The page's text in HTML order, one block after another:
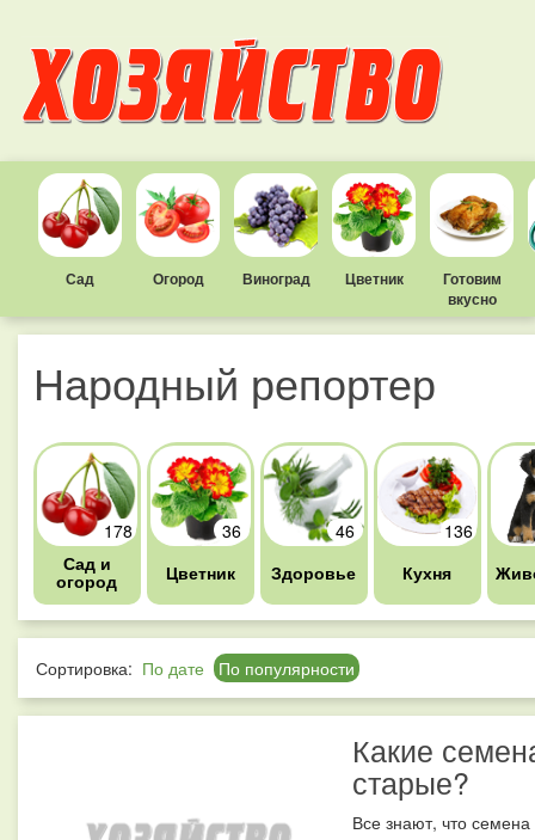
Сад Огород Виноград Цветник
Готовим
вкусно
Народный репортер
Сад и
огород
178
Цветник
36
Здоровье
46
Кухня
136
Сортировка: По дате По популярности
Какие
старые?
Все знают, что